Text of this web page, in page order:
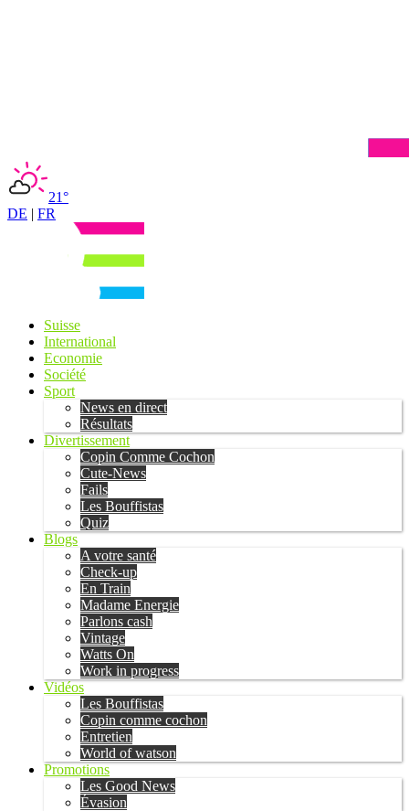
21°
DE | FR
Suisse
International
Economie
Société
Sport
News en direct
Résultats
Divertissement
Copin Comme Cochon
Cute-News
Fails
Les Bouffistas
Quiz
Blogs
A votre santé
Check-up
En Train
Madame Energie
Parlons cash
Vintage
Watts On
Work in progress
Vidéos
Les Bouffistas
Copin comme cochon
Entretien
World of watson
Promotions
Les Good News
Évasion